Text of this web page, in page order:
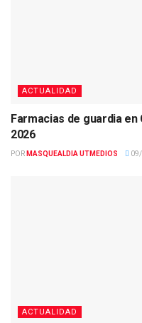
ACTUALIDAD
Farmacias de guardia
2026
POR MASQUEALDIA UTMEDIOS
ACTUALIDAD